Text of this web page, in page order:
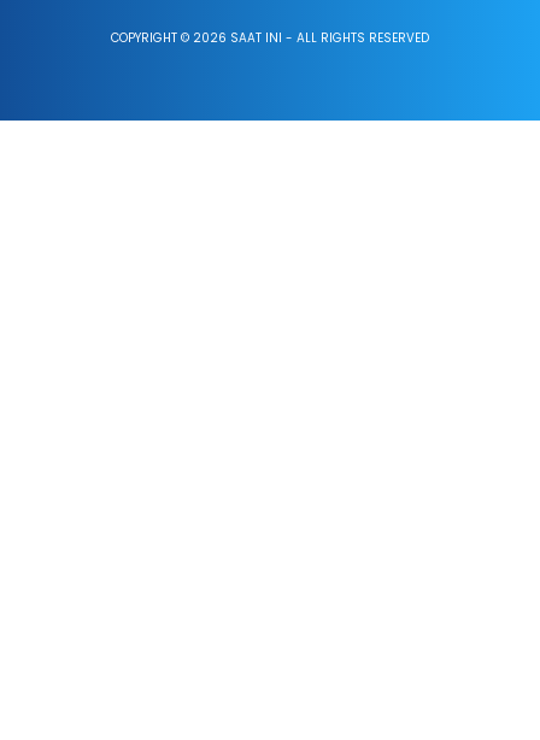
COPYRIGHT © 2026 SAAT INI - ALL RIGHTS RESERVED